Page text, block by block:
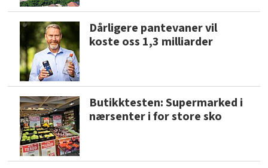
Dårligere pantevaner vil
koste oss 1,3 milliarder
Butikktesten: Supermarked i
nærsenter i for store sko